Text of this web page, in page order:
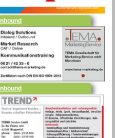
Inbound
Inbound